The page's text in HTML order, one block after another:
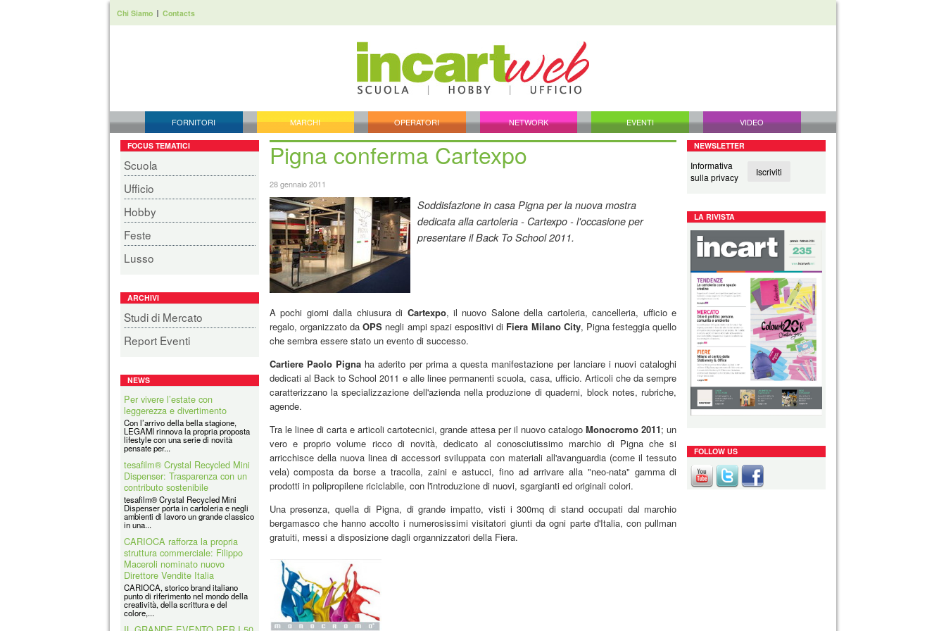
Chi Siamo Contacts
FORNITORI MARCHI OPERATORI NETWORK EVENTI VIDEO
Pigna conferma Cartexpo
28 gennaio 2011
Soddisfazione in casa Pigna per la nuova mostra
dedicata alla cartoleria - Cartexpo - l'occasione per
presentare il Back To School 2011.
A pochi giorni dalla chiusura di Cartexpo, il nuovo Salone della cartoleria, cancelleria, ufficio e
regalo, organizzato daOPS negli ampi spazi espositivi di Fiera Milano City, Pigna festeggia quello
che sembra essere stato un evento di successo.
Cartiere Paolo Pignaha aderito per prima a questa manifestazione per lanciare i nuovi cataloghi
dedicati al Back to School 2011 e alle linee permanenti scuola, casa, ufficio. Articoli che da sempre
caratterizzano la specializzazione dell'azienda nella produzione di quaderni, block notes, rubriche,
agende.
Tra le linee di carta e articoli cartotecnici, grande attesa per il nuovo catalogoMonocromo 2011; un
vero e proprio volume ricco di novità, dedicato al conosciutissimo marchio di Pigna che si
arricchisce della nuova linea di accessori sviluppata con materiali all'avanguardia (come il tessuto
vela) composta da borse a tracolla, zaini e astucci, fino ad arrivare alla "neo-nata" gamma di
prodotti in polipropilene riciclabile, con l'introduzione di nuovi, sgargianti ed originali colori.
Una presenza, quella di Pigna, di grande impatto, visti i 300mq di stand occupati dal marchio
bergamasco che hanno accolto i numerosissimi visitatori giunti da ogni parte d'Italia, con pullman
gratuiti, messi a disposizione dagli organnizzatori della Fiera.
FOCUS TEMATICI
Scuola
Ufficio
Hobby
Feste
Lusso
ARCHIVI
Studi di Mercato
Report Eventi
NEWS
Per vivere l’estate con
leggerezza e divertimento
Con l’arrivo della bella stagione,
LEGAMI rinnova la propria proposta
lifestyle con una serie di novità
pensate per...
tesafilm® Crystal Recycled Mini
Dispenser: Trasparenza con un
contributo sostenibile
tesafilm® Crystal Recycled Mini
Dispenser porta in cartoleria e negli
ambienti di lavoro un grande classico
in una...
CARIOCA rafforza la propria
struttura commerciale: Filippo
Maceroli nominato nuovo
Direttore Vendite Italia
CARIOCA, storico brand italiano
punto di riferimento nel mondo della
creatività, della scrittura e del
colore,...
NEWSLETTER
Informativa
sulla privacy
Iscriviti
LA RIVISTA
FOLLOW US